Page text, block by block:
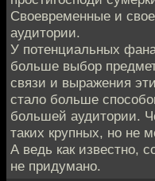
Своевременные и
аудитории.
У потенциальных
больше выбор
связи и выражения
стало больше
большей аудитории.
таких крупных, но не
А ведь как известно,
не придумано.